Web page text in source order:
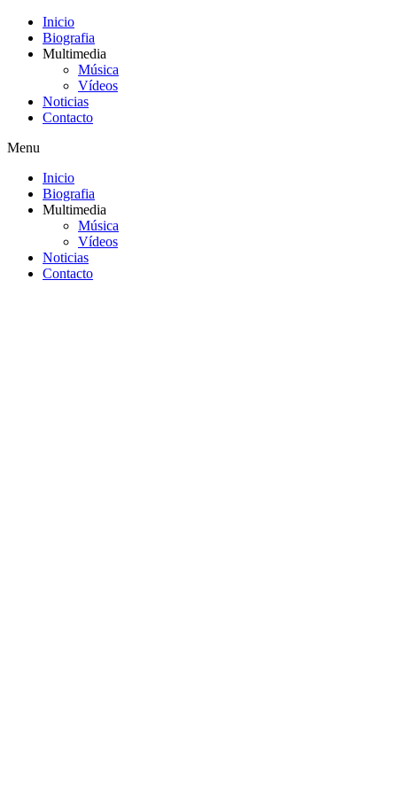
Inicio
Biografia
Multimedia
Música
Vídeos
Noticias
Contacto
Menu
Inicio
Biografia
Multimedia
Música
Vídeos
Noticias
Contacto